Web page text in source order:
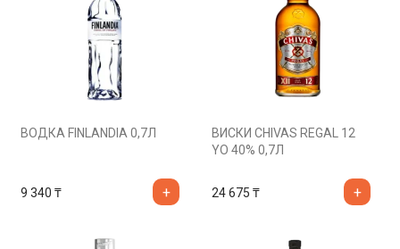
ВОДКА FINLANDIA 0,7Л
9 340 ₸
ВИСКИ CHIVAS REGAL 12
YO 40% 0,7Л
24 675 ₸